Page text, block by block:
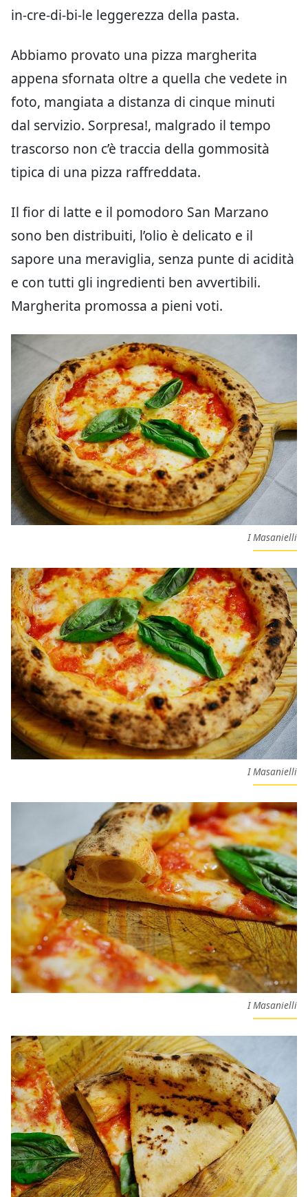
in-cre-di-bi-le leggerezza della pasta.
Abbiamo provato una pizza margherita
appena sfornata oltre a quella che vedete in
foto, mangiata a distanza di cinque minuti
dal servizio. Sorpresa!, malgrado il tempo
trascorso non c’è traccia della gommosità
tipica di una pizza raffreddata.
Il fior di latte e il pomodoro San Marzano
sono ben distribuiti, l’olio è delicato e il
sapore una meraviglia, senza punte di acidità
e con tutti gli ingredienti ben avvertibili.
Margherita promossa a pieni voti.
I Masanielli
I Masanielli
I Masanielli